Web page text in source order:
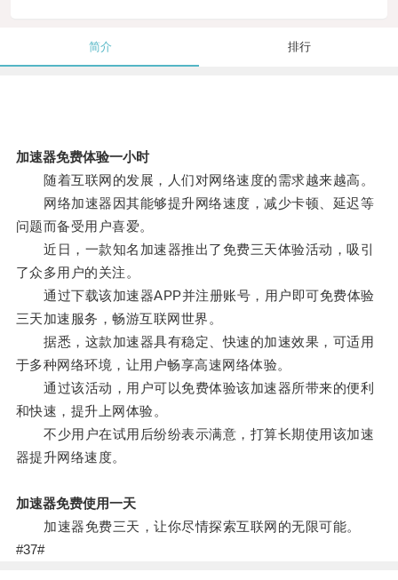
简介 排行
加速器免费体验一小时
随着互联网的发展，人们对网络速度的需求越来越高。
网络加速器因其能够提升网络速度，减少卡顿、延迟等
问题而备受用户喜爱。
近日，一款知名加速器推出了免费三天体验活动，吸引
了众多用户的关注。
通过下载该加速器APP并注册账号，用户即可免费体验
三天加速服务，畅游互联网世界。
据悉，这款加速器具有稳定、快速的加速效果，可适用
于多种网络环境，让用户畅享高速网络体验。
通过该活动，用户可以免费体验该加速器所带来的便利
和快速，提升上网体验。
不少用户在试用后纷纷表示满意，打算长期使用该加速
器提升网络速度。
加速器免费使用一天
加速器免费三天，让你尽情探索互联网的无限可能。
#37#